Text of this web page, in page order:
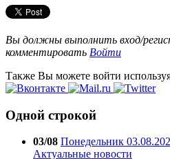
Вы должны выполнить вход/
комментировать Войти
Также Вы можете войти
Одной строкой
03/08 Понедельник
Актуальные новости